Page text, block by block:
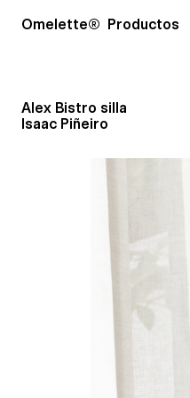
Omelette® Productos
Alex Bistro silla
Isaac Piñeiro